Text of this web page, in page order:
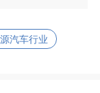
汽车行业